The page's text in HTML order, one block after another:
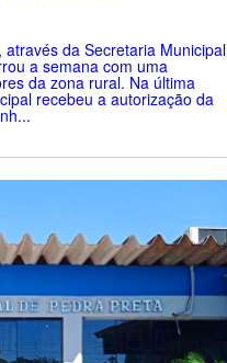
da Secretaria Municipal
a semana com uma
da zona rural. Na última
recebeu a autorização da